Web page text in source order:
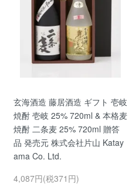
玄海酒造 藤居酒造 ギフト 壱岐
焼酎 壱岐 25% 720ml & 本格麦
焼酎 二条麦 25% 720ml 贈答
品 発売元 株式会社片山 Katay
ama Co. Ltd.
4,087円(税371円)